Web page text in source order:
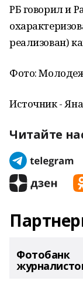
РБ говорил и
реализован)
Фото:
Источник -
Читайте
Фотобанк